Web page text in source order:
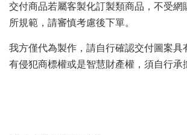
交付商品若屬客製化訂製類商品，不受網
所規範，請審慎考慮後下單。
我方僅代為製作，請自行確認交付圖案具
有侵犯商標權或是智慧財產權，須自行承